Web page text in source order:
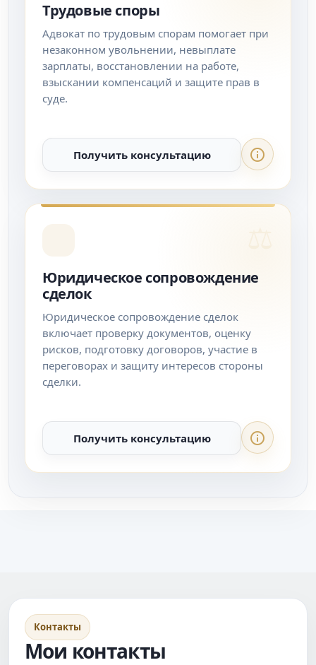
Трудовые споры
Адвокат по трудовым спорам помогает при
незаконном увольнении, невыплате
зарплаты, восстановлении на работе,
взыскании компенсаций и защите прав в
суде.
Получить консультацию
Юридическое сопровождение
сделок
Юридическое сопровождение сделок
включает проверку документов, оценку
рисков, подготовку договоров, участие в
переговорах и защиту интересов стороны
сделки.
Получить консультацию
Контакты
Мои контакты